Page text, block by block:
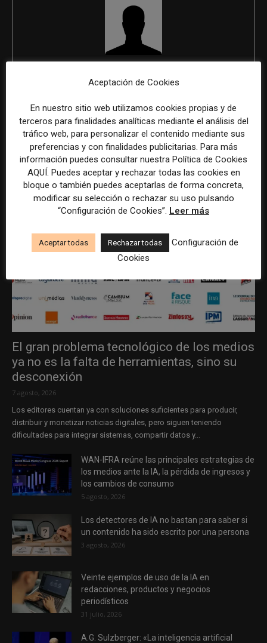
ÚLTIMOS ARTÍCULOS
El gran problema tecnológico de los medios
ya no es la falta de herramientas, sino su
desconexión
7 agosto, 2026
Los editores cuentan ya con soluciones suficientes para producir,
distribuir y monetizar noticias digitales, pero siguen teniendo
dificultades para integrar sistemas, compartir datos y...
WAN-IFRA reúne las principales estrategias de
los medios ante la IA, la pérdida de ingresos y
los cambios de consumo
5 agosto, 2026
Los detectores de IA no bastan para saber si
un contenido ha sido escrito por una persona
3 agosto, 2026
Veinte ejemplos de uso de la IA en
redacciones, productos y negocios
periodísticos
31 julio, 2026
A.G. Sulzberger: «La inteligencia artificial
Aceptación de Cookies
En nuestro sitio web utilizamos cookies propias y de
terceros para finalidades analíticas mediante el análisis del
tráfico web, para personalizar el contenido mediante sus
preferencias y con finalidades publicitarias. Para más
información puedes consultar nuestra Política de Cookies
AQUÍ. Puedes aceptar y rechazar todas las cookies en
bloque o también puedes aceptarlas de forma concreta,
modificar su selección o rechazar su uso pulsando
“Configuración de Cookies”. Leer más
Aceptar todas Rechazar todas
Configuración de
Cookies